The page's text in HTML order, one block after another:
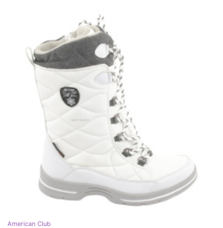
American Club